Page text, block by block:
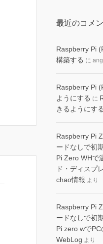
最近のコメ
Raspberry Pi
構築する に
Raspberry Pi
ようにする に
きるようにす
Raspberry Pi
ードなしで初
Pi Zero WHで
ド・ディスプ
chao情報 より
Raspberry Pi
ードなしで初
Pi zero wで
WebLog より